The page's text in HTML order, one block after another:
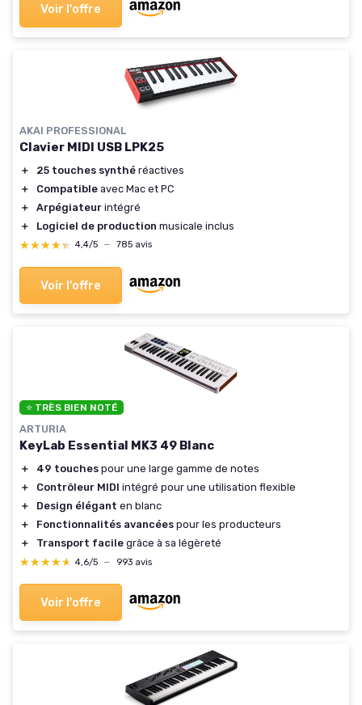
Voir l'offre
AKAI PROFESSIONAL
Clavier MIDI USB LPK25
＋ 25 touches synthé réactives
＋
Compatible avec Mac et PC
＋
Arpégiateur intégré
＋
Logiciel de production musicale inclus
★★★★★
★★★★★ 4,4/5 — 785 avis
Voir l'offre
⭐ TRÈS BIEN NOTÉ
ARTURIA
KeyLab Essential MK3 49 Blanc
＋ 49 touches pour une large gamme de notes
＋
Contrôleur MIDI intégré pour une utilisation flexible
＋
Design élégant en blanc
＋
Fonctionnalités avancées pour les producteurs
＋
Transport facile grâce à sa légèreté
★★★★★
★★★★★ 4,6/5 — 993 avis
Voir l'offre